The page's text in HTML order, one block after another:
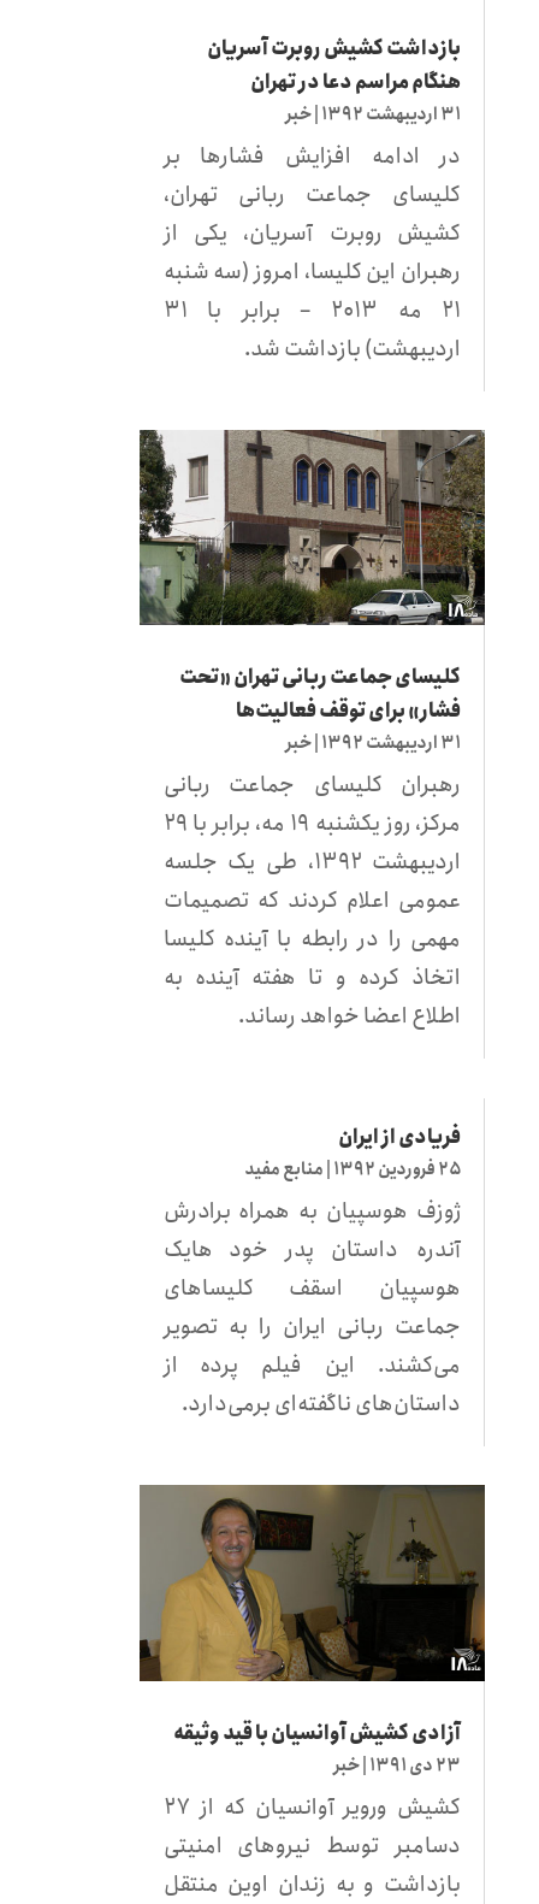
بازداشت کشیش روبرت آسریان
هنگام مراسم دعا در تهران
۳۱ اردیبهشت ۱۳۹۲ |خبر
در ادامه افزایش فشارها بر
کلیسای جماعت ربانی تهران،
کشیش روبرت آسریان،‌ یکی از
رهبران این کلیسا، امروز (سه شنبه
۲۱ مه ۲۰۱۳ – برابر با ۳۱
اردیبهشت) بازداشت شد.
کلیسای جماعت ربانی تهران «تحت
فشار» برای توقف فعالیت‌ها
۳۱ اردیبهشت ۱۳۹۲ خبر
رهبران کلیسای جماعت ربانی
مرکز، روز یکشنبه ۱۹ مه،‌ برابر با ۲۹
اردیبهشت ۱۳۹۲، طی یک جلسه
عمومی اعلام کردند که تصمیمات
مهمی را در رابطه با آینده کلیسا
اتخاذ کرده و تا هفته آینده به
اطلاع اعضا خواهد رساند.
فریادی از ایران
۲۵ فروردین ۱۳۹۲ منابع مفید
ژوزف هوسپیان به همراه برادرش
آندره داستان پدر خود هایک
هوسپیان اسقف کلیساهای
جماعت ربانی ایران را به تصویر
می‌کشند. این فیلم پرده از
داستان‌های ناگفته‌ای برمی‌دارد.
آزادی کشيش آوانسيان با قيد وثيقه
۲۳ دی ۱۳۹۱ |خبر
کشيش وروير آوانسيان که از ۲۷
دسامبر توسط نيروهای امنيتی
بازداشت و به زندان اوين منتقل